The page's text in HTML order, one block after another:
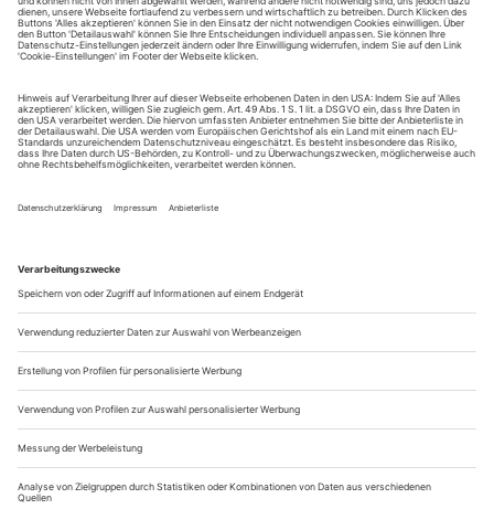
Abgesehen von der merkwürdigen Art und Weise, wie sich
die Saison 2020/2021 entfaltet hat, ist zunächst zu bemerken,
dass im Gegensatz zur vorherigen Saison praktisch alle
Institutionen, große wie kleine, vorbereitet waren, um auf die
Unwägbarkeiten von Covid zu reagieren, indem sie
Alternativen anboten: in Streaming oder in Theatern; mit sehr
reduzierter Kapazität...
Es war eine Theaterspielzeit, in der es viel Theater ums
Theater gab, bei dem es zuerst um die Relevanz von Kultur
ging, die in dem von der Politik verlautbarten Ranking zum
Entsetzen des ganzen Betriebs irgendwo weit hinten kurz vor
den Bordellen rangierte. Unter künstlerischen Aspekten ist
diese Spielzeit kaum zu werten, weil die längste Zeit nur
digitale...
Permer Perspektiven